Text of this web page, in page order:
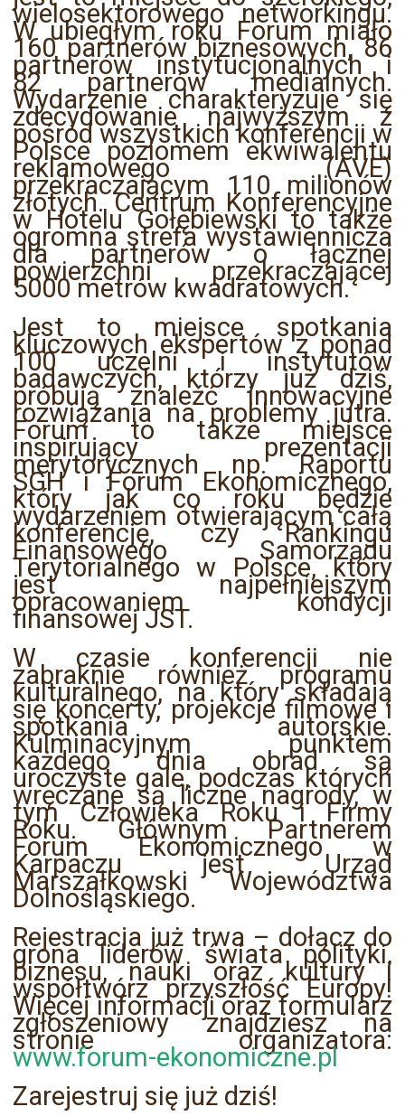
wielosektorowego networkingu.
W ubiegłym roku Forum miało
160 partnerów biznesowych, 86
partnerów instytucjonalnych i
82 partnerów medialnych.
Wydarzenie charakteryzuje się
zdecydowanie najwyższym z
pośród wszystkich konferencji w
Polsce poziomem ekwiwalentu
reklamowego (AVE)
przekraczającym 110 milionów
złotych. Centrum Konferencyjne
w Hotelu Gołębiewski to także
ogromna strefa wystawiennicza
dla partnerów o łącznej
powierzchni przekraczającej
5000 metrów kwadratowych.
Jest to miejsce spotkania
kluczowych ekspertów z ponad
100 uczelni i instytutów
badawczych, którzy już dziś,
próbują znaleźć innowacyjne
rozwiązania na problemy jutra.
Forum to także miejsce
inspirujący prezentacji
merytorycznych np. Raportu
SGH i Forum Ekonomicznego,
który jak co roku będzie
wydarzeniem otwierającym całą
konferencję, czy Rankingu
Finansowego Samorządu
Terytorialnego w Polsce, który
jest najpełniejszym
opracowaniem kondycji
finansowej JST.
W czasie konferencji nie
zabraknie również programu
kulturalnego, na który składają
się koncerty, projekcje filmowe i
spotkania autorskie.
Kulminacyjnym punktem
każdego dnia obrad są
uroczyste gale, podczas których
wręczane są liczne nagrody, w
tym Człowieka Roku i Firmy
Roku. Głównym Partnerem
Forum Ekonomicznego w
Karpaczu jest Urząd
Marszałkowski Województwa
Dolnośląskiego.
Rejestracja już trwa – dołącz do
grona liderów świata polityki,
biznesu, nauki oraz kultury i
współtwórz przyszłość Europy!
Więcej informacji oraz formularz
zgłoszeniowy znajdziesz na
stronie organizatora:
www.forum-ekonomiczne.pl
Zarejestruj się już dziś!